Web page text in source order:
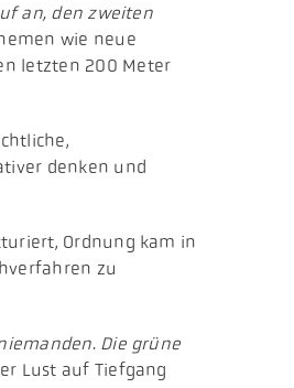
an, den zweiten
wie neue
letzten 200 Meter
denken und
Ordnung kam in
zu
Die grüne
Lust auf Tiefgang